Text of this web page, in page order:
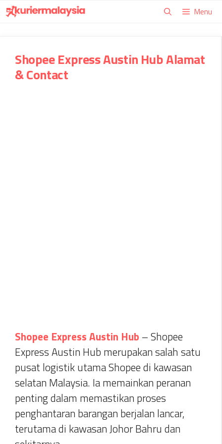
Skip
to
Menu
Shopee Express Austin Hub Alamat
& Contact
Shopee Express Austin Hub – Shopee
Express Austin Hub merupakan salah satu
pusat logistik utama Shopee di kawasan
selatan Malaysia. Ia memainkan peranan
penting dalam memastikan proses
penghantaran barangan berjalan lancar,
terutama di kawasan Johor Bahru dan